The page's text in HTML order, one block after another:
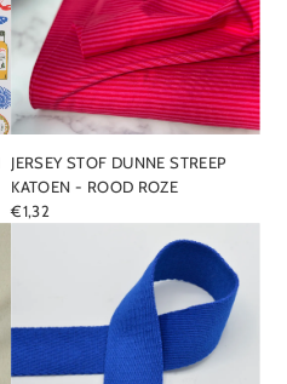
JERSEY STOF DUNNE STREEP
KATOEN - ROOD ROZE
€1,32